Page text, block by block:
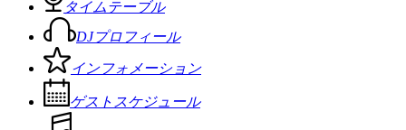
タイムテーブル
DJプロフィール
インフォメーション
ゲストスケジュール